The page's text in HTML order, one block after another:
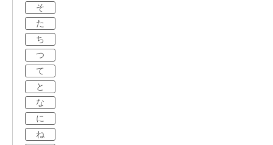
そ
た
ち
つ
て
と
な
に
ね